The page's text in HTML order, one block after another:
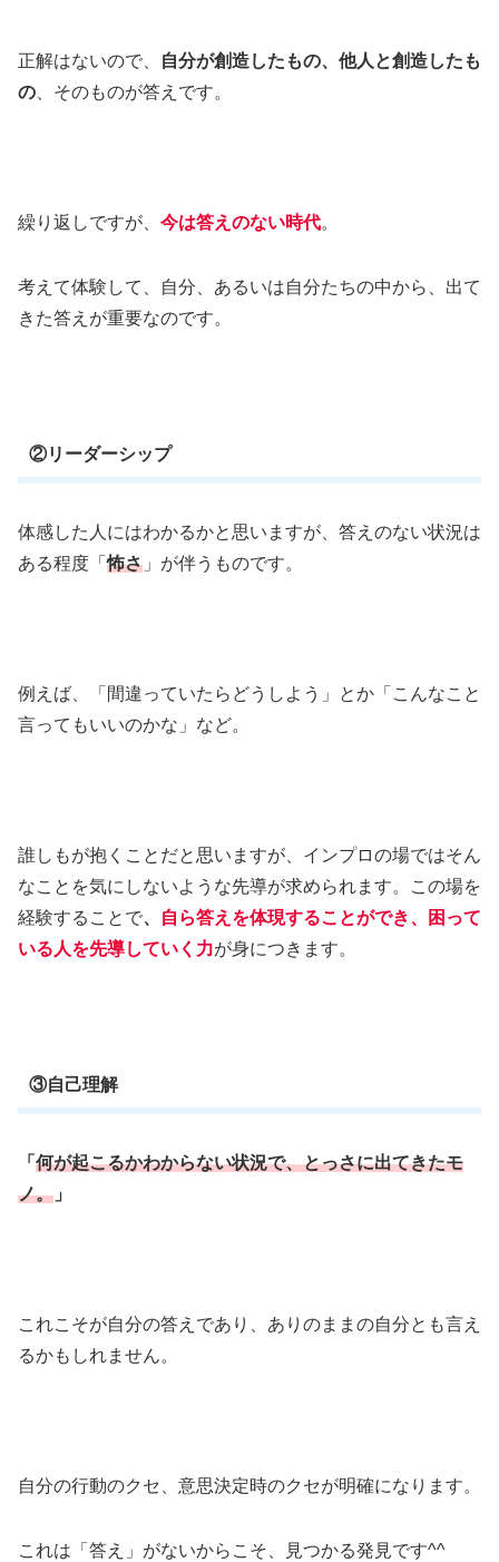
正解はないので、
自分が創造したもの、他人と創造したも
の 、そのものが答えです。
繰り返しですが、 今は答えのない時代。
考えて体験して、自分、あるいは自分たちの中から、出て
きた答えが重要なのです。
②リーダーシップ
体感した人にはわかるかと思いますが、答えのない状況は
ある程度「怖さ 」が伴うものです。
例えば、「間違っていたらどうしよう」とか「こんなこと
言ってもいいのかな」など。
誰しもが抱くことだと思いますが、インプロの場ではそん
なことを気にしないような先導が求められます。この場を
経験することで、
自ら答えを体現することができ、困って
いる人を先導していく力が身につきます。
③自己理解
「 何が起こるかわからない状況で、とっさに出てきたモ
ノ。 」
これこそが自分の答えであり、ありのままの自分とも言え
るかもしれません。
自分の行動のクセ、意思決定時のクセが明確になります。
これは「答え」がないからこそ、見つかる発見です^^